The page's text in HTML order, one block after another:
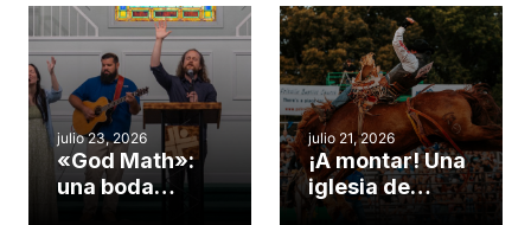
Cary se
convirtió en un
insólito campo
misionero te
cuento
obra de Dios
durante la
Semana
ServeNC
julio 23, 2026
«God Math»:
una boda
julio 21, 2026
¡A montar! Una
iglesia de